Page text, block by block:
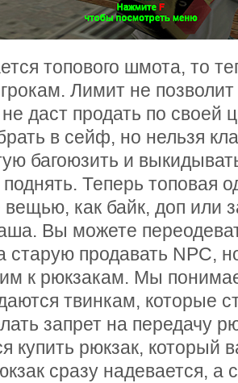
топового шмота, то
Лимит не позволит
даст продать по своей
в сейф, но нельзя
багоюзить и
Теперь топовая
вещью, как байк, доп или
Вы можете
старую продавать NPC,
к рюкзакам. Мы
твинкам, которые
запрет на передачу
купить рюкзак, который
сразу надевается, а